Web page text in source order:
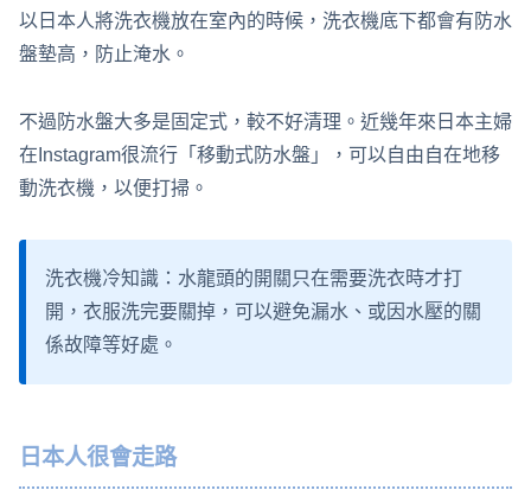
以日本人將洗衣機放在室內的時候，洗衣機底下都會有防水
盤墊高，防止淹水。
不過防水盤大多是固定式，較不好清理。近幾年來日本主婦
在Instagram很流行「移動式防水盤」，可以自由自在地移
動洗衣機，以便打掃。
洗衣機冷知識：水龍頭的開關只在需要洗衣時才打
開，衣服洗完要關掉，可以避免漏水、或因水壓的關
係故障等好處。
日本人很會走路